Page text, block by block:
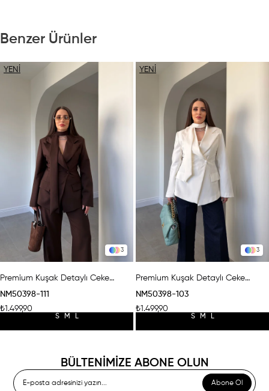
Benzer Ürünler
3
Premium Kuşak Detaylı Ceket- KAHVERENGİ
NM50398-111
₺1.499,90
YENI
S M L
3
Premium Kuşak Detaylı Ceket- BEYAZ
NM50398-103
₺1.499,90
YENI
S M L
BÜLTENİMİZE ABONE OLUN
Abone Ol